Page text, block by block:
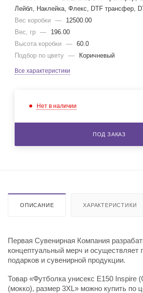
Лейбл, Наклейка, Флекс, DTF трансфер,
Вес коробки —
12500.00
Вес, гр —
196.00
Высота коробки — 60.0
Подбор по цвету — Коричневый
Все характеристики
Нет в наличии
ПОД ЗАКАЗ
ОПИСАНИЕ ХАРАКТЕРИСТИКИ
Первая Сувенирная Компания
концептуальный мерч и осуществляет
подарков и сувенирной продукции.
Товар «Футболка унисекс E150 Inspire
(мокко), размер 3XL» можно купить по